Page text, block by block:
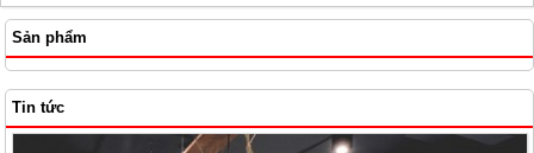
Sản phẩm
Tin tức